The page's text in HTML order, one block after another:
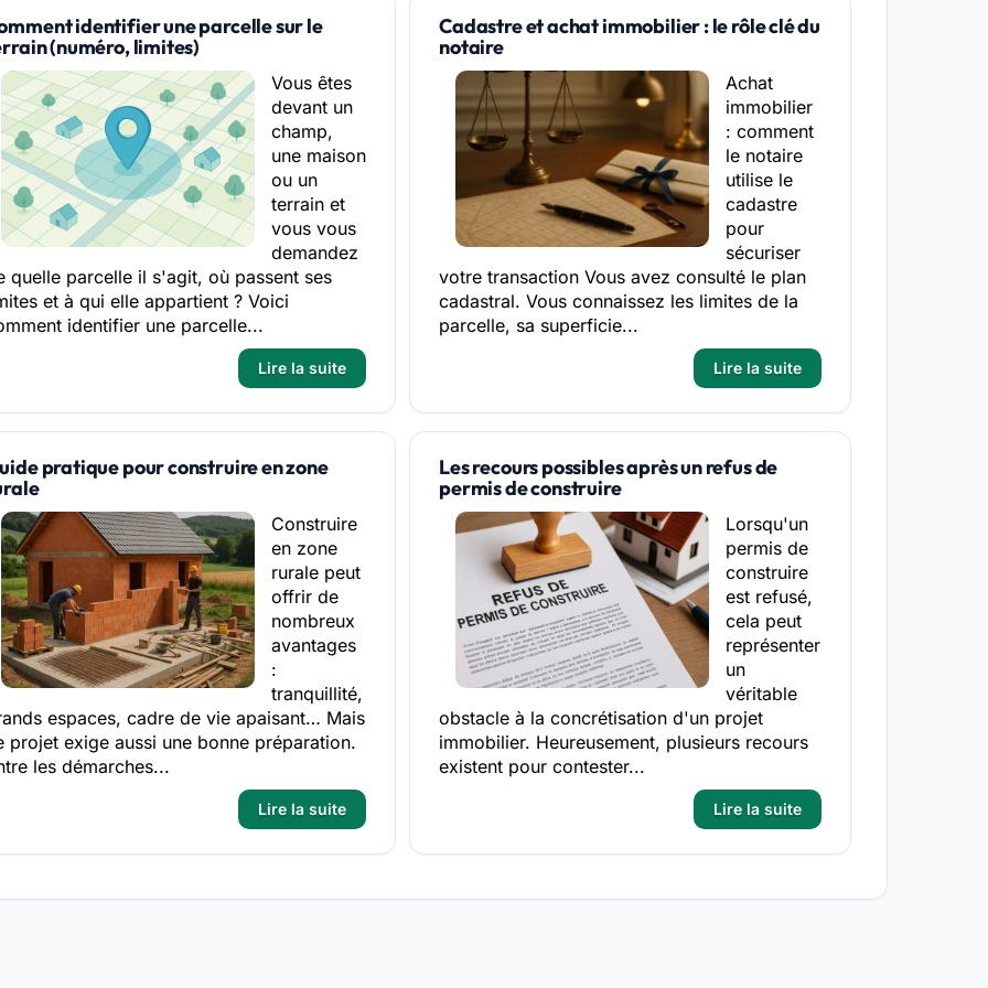
identifier une parcelle sur le
(numéro, limites)
Vous êtes
devant un
champ,
une maison
ou un
terrain et
vous vous
demandez
quelle parcelle il s'agit, où passent ses
et à qui elle appartient ? Voici
identifier une parcelle...
Lire la suite
Cadastre et achat immobilier : le rôle clé du
notaire
Achat
immobilier
: comment
le notaire
utilise le
cadastre
pour
sécuriser
votre transaction Vous avez consulté le plan
cadastral. Vous connaissez les limites de la
parcelle, sa superficie...
Lire la suite
pratique pour construire en zone
Construire
en zone
rurale peut
offrir de
nombreux
avantages
:
tranquillité,
espaces, cadre de vie apaisant… Mais
projet exige aussi une bonne préparation.
les démarches...
Lire la suite
Les recours possibles après un refus de
permis de construire
Lorsqu'un
permis de
construire
est refusé,
cela peut
représenter
un
véritable
obstacle à la concrétisation d'un projet
immobilier. Heureusement, plusieurs recours
existent pour contester...
Lire la suite